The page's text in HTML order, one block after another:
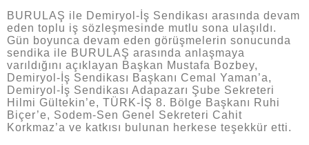
BURULAŞ ile Demiryol-İş Sendikası arasında devam
eden toplu iş sözleşmesinde mutlu sona ulaşıldı.
Gün boyunca devam eden görüşmelerin sonucunda
sendika ile BURULAŞ arasında anlaşmaya
varıldığını açıklayan Başkan Mustafa Bozbey,
Demiryol-İş Sendikası Başkanı Cemal Yaman’a,
Demiryol-İş Sendikası Adapazarı Şube Sekreteri
Hilmi Gültekin’e, TÜRK-İŞ 8. Bölge Başkanı Ruhi
Biçer’e, Sodem-Sen Genel Sekreteri Cahit
Korkmaz’a ve katkısı bulunan herkese teşekkür etti.